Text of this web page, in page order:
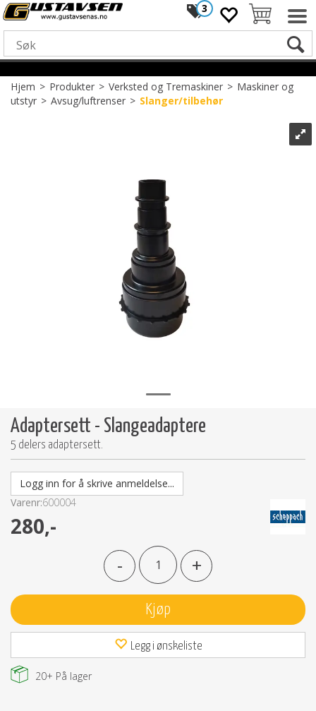
3
Hjem>Produkter>Verksted og Tremaskiner>Maskiner og
utstyr>Avsug/luftrenser>Slanger/tilbehør
Adaptersett - Slangeadaptere
5 delers adaptersett.
Logg inn for å skrive anmeldelse...
Varenr:600004
280,-
- +
Kjøp
Legg i ønskeliste
20+ På lager